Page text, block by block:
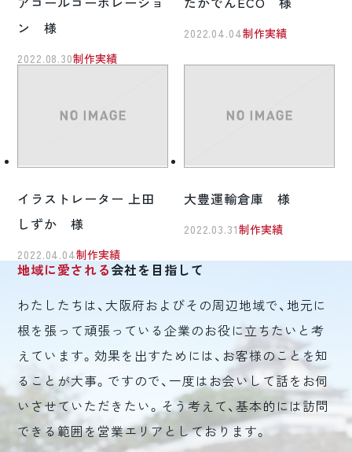
アコールコーポレーショ
ン 様
2022.08.30制作実績
たかでんECO 様
2022.04.04制作実績
イラストレーター 上田
しずか 様
2022.04.04制作実績
大豊運輸倉庫 様
2022.03.31 制作実績
地域に愛される会社を目指して
わたしたちは、大阪府およびその周辺地域で、地元に
根を張って頑張っている企業のお役に立ちたいと考
えています。効果を出すためには、お客様のことを知
ることが大事。ですので、一度はお会いして話をお伺
いさせていただきたい。そう考えて、基本的には訪問
できる範囲を営業エリアとしております。